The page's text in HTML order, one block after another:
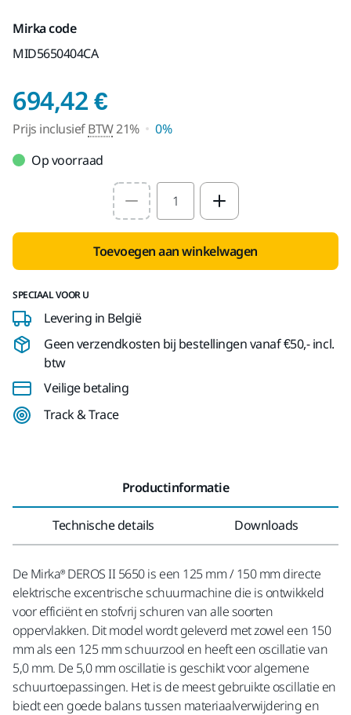
Mirka code
MID5650404CA
694,42 €Prijs inclusief BTW
Prijs inclusiefBTW21%
0%
Op voorraad
Select quantity value
Toevoegen aan winkelwagen
SPECIAAL VOOR U
Levering in België
Geen verzendkosten bij bestellingen vanaf €50,- incl.
btw
Veilige betaling
Track & Trace
Productinformatie
Technische details Downloads
De Mirka® DEROS II 5650 is een 125 mm / 150 mm directe
elektrische excentrische schuurmachine die is ontwikkeld
voor efficiënt en stofvrij schuren van alle soorten
oppervlakken. Dit model wordt geleverd met zowel een 150
mm als een 125 mm schuurzool en heeft een oscillatie van
5,0 mm. De 5,0 mm oscillatie is geschikt voor algemene
schuurtoepassingen. Het is de meest gebruikte oscillatie en
biedt een goede balans tussen materiaalverwijdering en